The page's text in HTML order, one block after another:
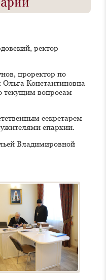
ректор
проректор по
Константиновна
текущим вопросам
секретарем
епархии.
Владимировной